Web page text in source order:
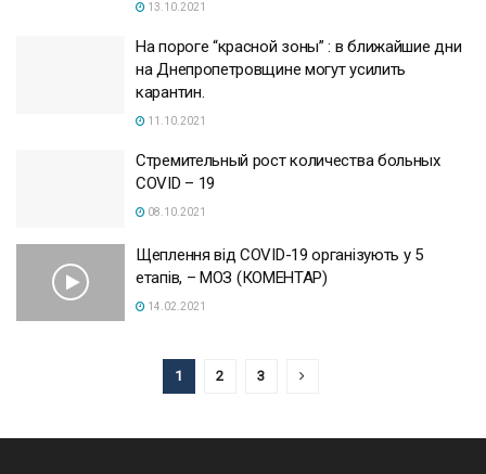
13.10.2021
На пороге “красной зоны” : в ближайшие дни
на Днепропетровщине могут усилить
карантин.
11.10.2021
Стремительный рост количества больных
COVID – 19
08.10.2021
Щеплення від COVID-19 організують у 5
етапів, – МОЗ (КОМЕНТАР)
14.02.2021
1 2 3